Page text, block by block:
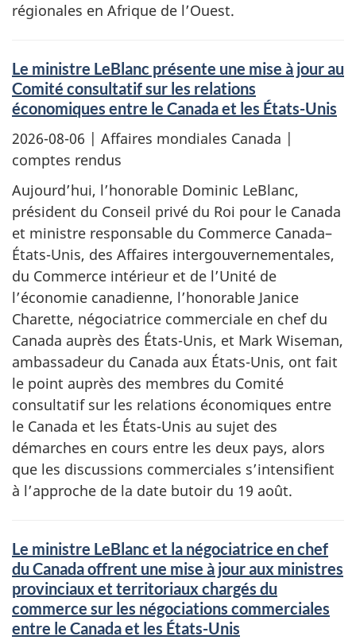
régionales en Afrique de l’Ouest.
Le ministre LeBlanc présente une mise à jour au
Comité consultatif sur les relations
économiques entre le Canada et les États-Unis
2026-08-06 | Affaires mondiales Canada |
comptes rendus
Aujourd’hui, l’honorable Dominic LeBlanc,
président du Conseil privé du Roi pour le Canada
et ministre responsable du Commerce Canada–
États-Unis, des Affaires intergouvernementales,
du Commerce intérieur et de l’Unité de
l’économie canadienne, l’honorable Janice
Charette, négociatrice commerciale en chef du
Canada auprès des États-Unis, et Mark Wiseman,
ambassadeur du Canada aux États-Unis, ont fait
le point auprès des membres du Comité
consultatif sur les relations économiques entre
le Canada et les États-Unis au sujet des
démarches en cours entre les deux pays, alors
que les discussions commerciales s’intensifient
à l’approche de la date butoir du 19 août.
Le ministre LeBlanc et la négociatrice en chef
du Canada offrent une mise à jour aux ministres
provinciaux et territoriaux chargés du
commerce sur les négociations commerciales
entre le Canada et les États-Unis